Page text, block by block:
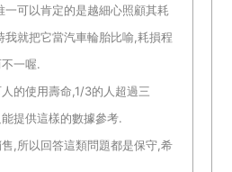
一可以肯定的是越細心照顧其耗
我就把它當汽車輪胎比喻,耗損程
一喔.
的使用壽命,1/3的人超過三
提供這樣的數據參考.
,所以回答這類問題都是保守,希